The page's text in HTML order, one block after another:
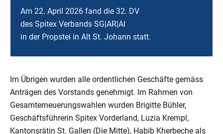
Am 22. April 2026 fand die 32. DV
des Spitex Verbands SG|AR|AI
in der Propstei in Alt St. Johann statt.
Im Übrigen wurden alle ordentlichen Geschäfte gemäss
Anträgen des Vorstands genehmigt. Im Rahmen von
Gesamterneuerungswahlen wurden Brigitte Bühler,
Geschäftsführerin Spitex Vorderland, Luzia Krempl,
Kantonsrätin St. Gallen (Die Mitte), Habib Kherbeche als